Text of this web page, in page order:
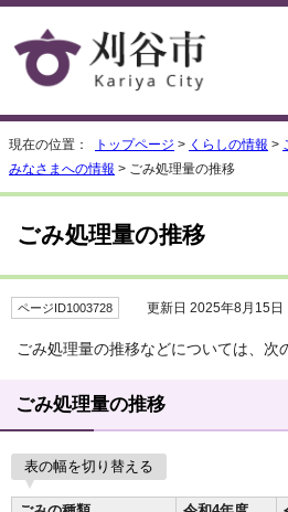
現在の位置： トップページ > くらしの情報 >
みなさまへの情報 > ごみ処理量の推移
ごみ処理量の推移
ページID1003728 更新日 2025年8月15日
ごみ処理量の推移などについては、次
ごみ処理量の推移
表の幅を切り替える